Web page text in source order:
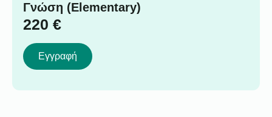
Γνώση (Elementary)
220 €
Εγγραφή